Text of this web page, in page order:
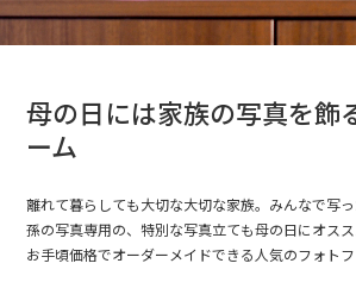
母の日には家族の写真を飾
ーム
離れて暮らしても大切な大切な家族。みんなで写
孫の写真専用の、特別な写真立ても母の日にオスス
お手頃価格でオーダーメイドできる人気のフォトフ